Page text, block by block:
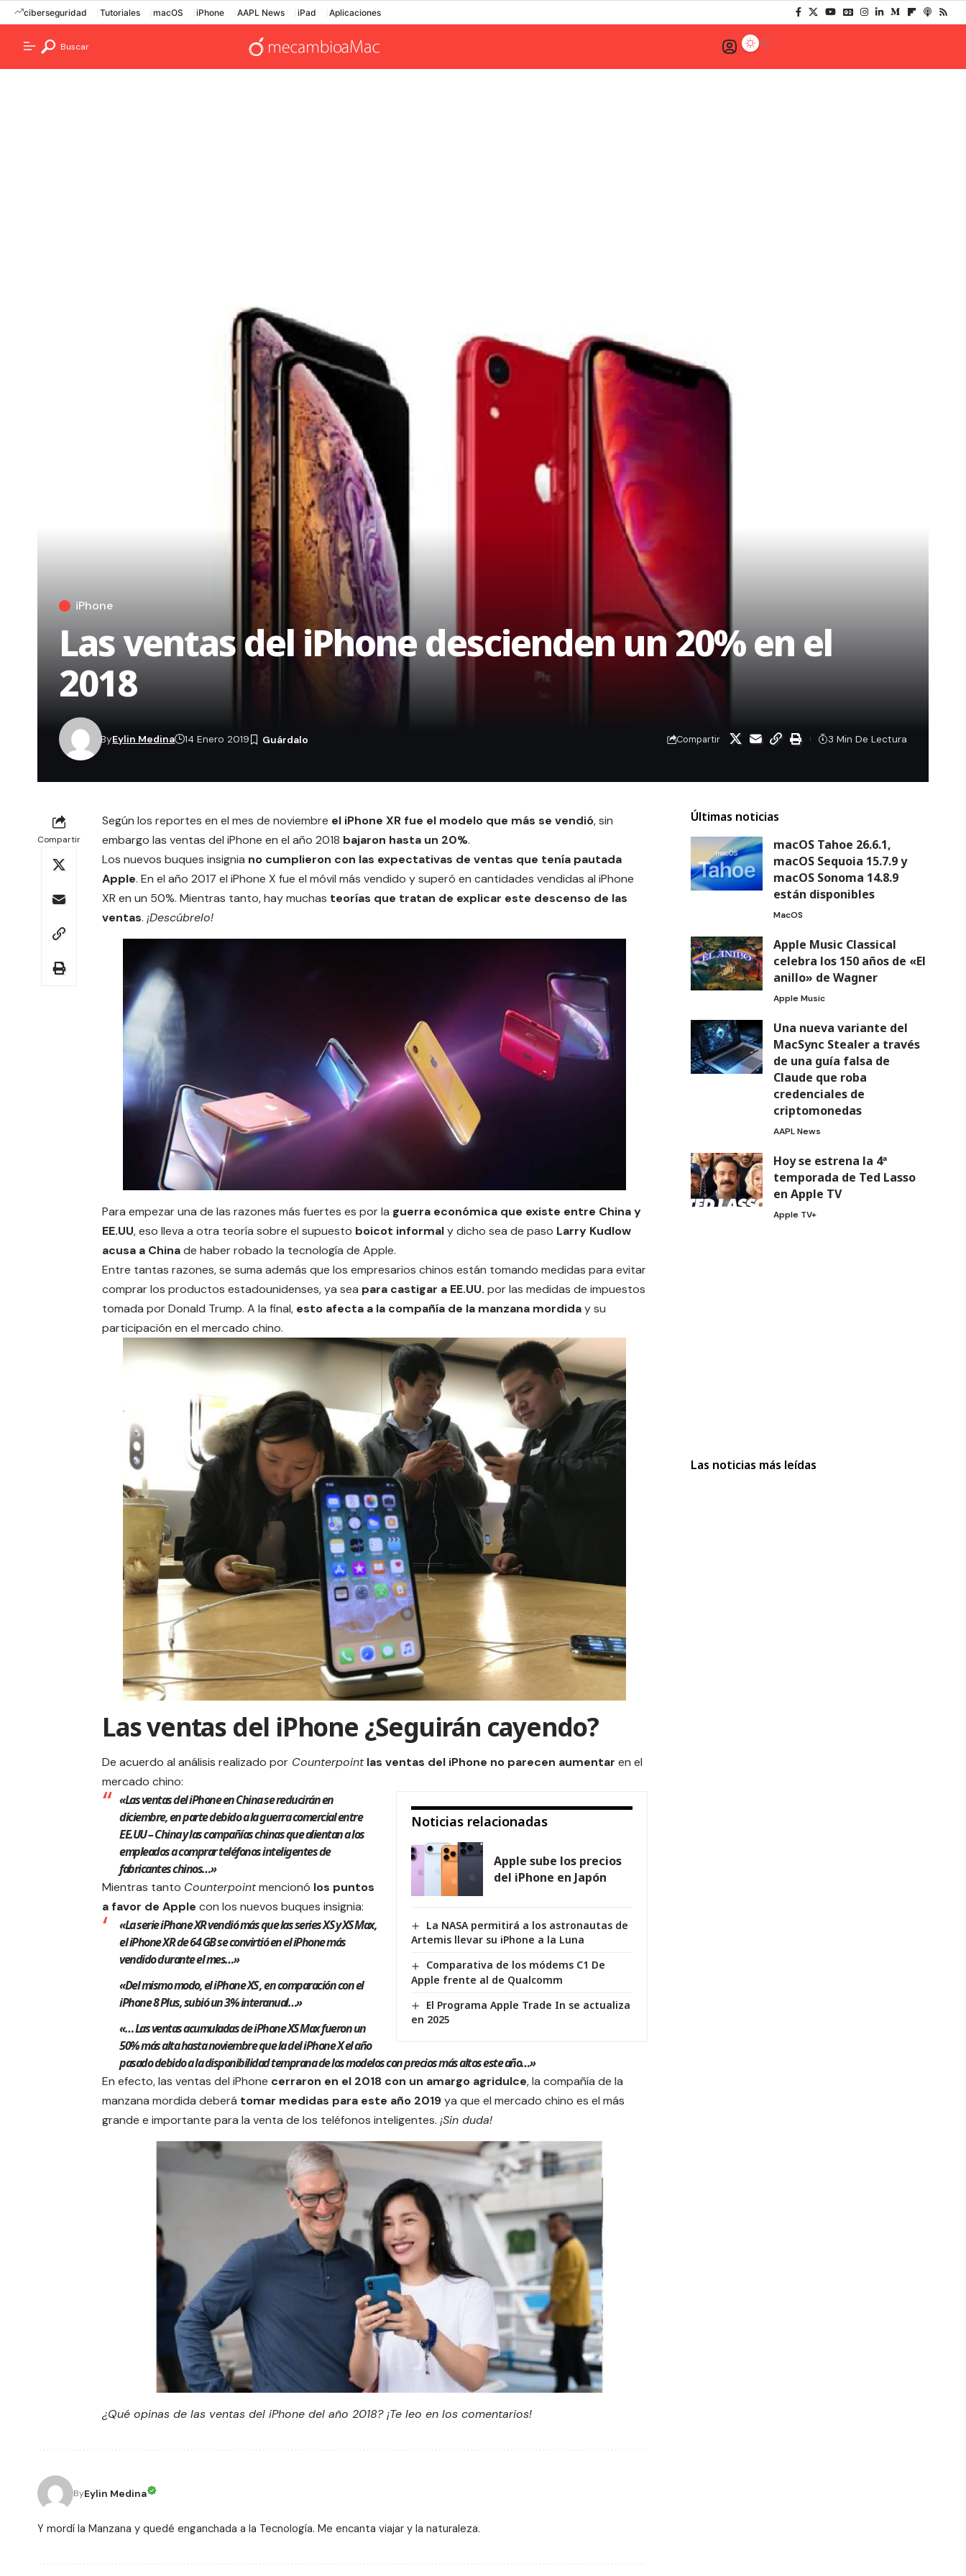
ciberseguridad Tutoriales macOS iPhone AAPL News iPad Aplicaciones
Buscar
iPhone
Las ventas del iPhone descienden un 20% en el
2018
ByEylin Medina 14 Enero 2019 Compartir 3 Min De Lectura
Compartir
Según los reportes en el mes de noviembre el iPhone XRfue el modelo que más se vendió, sin
embargo las ventas del iPhone en el año 2018 bajaron hasta un 20%.
Los nuevos buques insignia no cumplieron con las expectativas de ventas que tenía pautada
Apple. En el año 2017 el iPhone X fue el móvil más vendido y superó en cantidades vendidas al iPhone
XR en un 50%. Mientras tanto, hay muchas teorías que tratan de explicar este descenso de las
ventas. ¡Descúbrelo!
Para empezar una de las razones más fuertes es por la guerra económica que existe entre China y
EE.UU, eso lleva a otra teoría sobre el supuesto boicot informaly dicho sea de paso Larry Kudlow
acusa a Chinade haber robado la tecnología de Apple.
Entre tantas razones, se suma además que los empresarios chinos están tomando medidas para evitar
comprar los productos estadounidenses, ya sea para castigar a EE.UU. por las medidas de impuestos
tomada porDonald Trump. A la final, esto afecta a la compañía de la manzana mordiday su
participación en el mercado chino.
Las ventas del iPhone ¿Seguirán cayendo?
De acuerdo al análisis realizado por Counterpoint las ventas del iPhone no parecen aumentar en el
mercado chino:
Noticias relacionadas
Apple sube los precios
del iPhone en Japón
La NASA permitirá a los astronautas de
Artemis llevar su iPhone a la Luna
Comparativa de los módems C1 De
Apple frente al de Qualcomm
El Programa Apple Trade In se actualiza
en 2025
«Las ventas del iPhone en China se reducirán en
diciembre, en parte debido a la guerra comercial entre
EE.UU – China y las compañías chinas que alientan a los
empleados a comprar teléfonos inteligentes de
fabricantes chinos…»
Mientras tanto Counterpointmencionó los puntos
a favor de Apple con los nuevos buques insignia:
«La serie iPhone XR vendió más que las series XS y XS Max,
el iPhone XR de 64 GB se convirtió en el iPhone más
vendido durante el mes…»
«Del mismo modo, el iPhone XS , en comparación con el
iPhone 8 Plus, subió un 3% interanual…»
«… Las ventas acumuladas de iPhone XS Max fueron un
50% más alta hasta noviembre que la del iPhone X el año
pasado debido a la disponibilidad temprana de los modelos con precios más altos este año…»
En efecto, las ventas del iPhone cerraron en el 2018 con un amargo agridulce, la compañía de la
manzana mordida deberá tomar medidas para este año 2019ya que el mercado chino es el más
grande e importante para la venta de los teléfonos inteligentes. ¡Sin duda!
¿Qué opinas de las ventas del iPhone del año 2018? ¡Te leo en los comentarios!
ByEylin Medina
Y mordí la Manzana y quedé enganchada a la Tecnología. Me encanta viajar y la naturaleza.
Últimas noticias
macOS Tahoe 26.6.1,
macOS Sequoia 15.7.9 y
macOS Sonoma 14.8.9
están disponibles
MacOS
Apple Music Classical
celebra los 150 años de «El
anillo» de Wagner
Apple Music
Una nueva variante del
MacSync Stealer a través
de una guía falsa de
Claude que roba
credenciales de
criptomonedas
AAPL News
Hoy se estrena la 4ª
temporada de Ted Lasso
en Apple TV
Apple TV+
Las noticias más leídas